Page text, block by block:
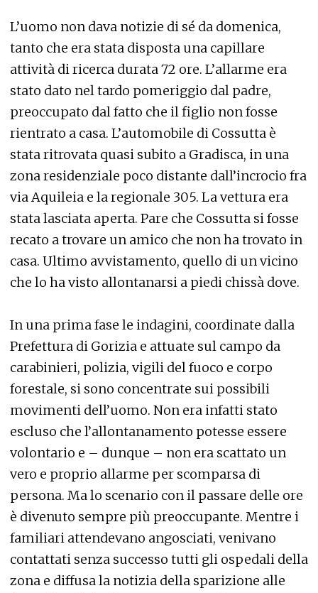
L’uomo non dava notizie di sé da domenica,
tanto che era stata disposta una capillare
attività di ricerca durata 72 ore. L’allarme era
stato dato nel tardo pomeriggio dal padre,
preoccupato dal fatto che il figlio non fosse
rientrato a casa. L’automobile di Cossutta è
stata ritrovata quasi subito a Gradisca, in una
zona residenziale poco distante dall’incrocio fra
via Aquileia e la regionale 305. La vettura era
stata lasciata aperta. Pare che Cossutta si fosse
recato a trovare un amico che non ha trovato in
casa. Ultimo avvistamento, quello di un vicino
che lo ha visto allontanarsi a piedi chissà dove.
In una prima fase le indagini, coordinate dalla
Prefettura di Gorizia e attuate sul campo da
carabinieri, polizia, vigili del fuoco e corpo
forestale, si sono concentrate sui possibili
movimenti dell’uomo. Non era infatti stato
escluso che l’allontanamento potesse essere
volontario e – dunque – non era scattato un
vero e proprio allarme per scomparsa di
persona. Ma lo scenario con il passare delle ore
è divenuto sempre più preoccupante. Mentre i
familiari attendevano angosciati, venivano
contattati senza successo tutti gli ospedali della
zona e diffusa la notizia della sparizione alle